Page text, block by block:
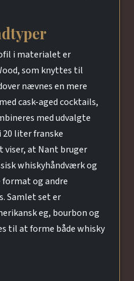
i materialet er
som knyttes til
nævnes en mere
cask-aged cocktails,
med udvalgte
20 liter franske
at Nant bruger
whiskyhåndværk og
og andre
Samlet set er
eg, bourbon og
til at forme både whisky